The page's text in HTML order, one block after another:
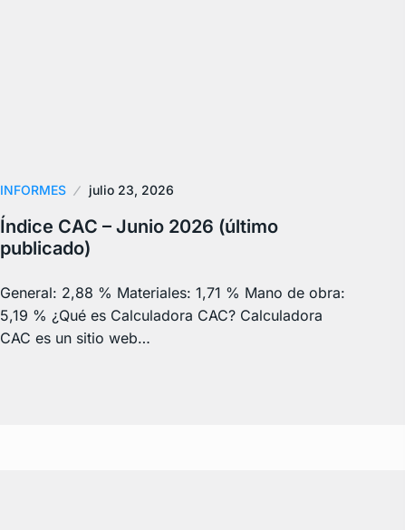
INFORMES julio 23, 2026
Índice CAC – Junio 2026 (último
publicado)
General: 2,88 % Materiales: 1,71 % Mano de obra:
5,19 % ¿Qué es Calculadora CAC? Calculadora
CAC es un sitio web…